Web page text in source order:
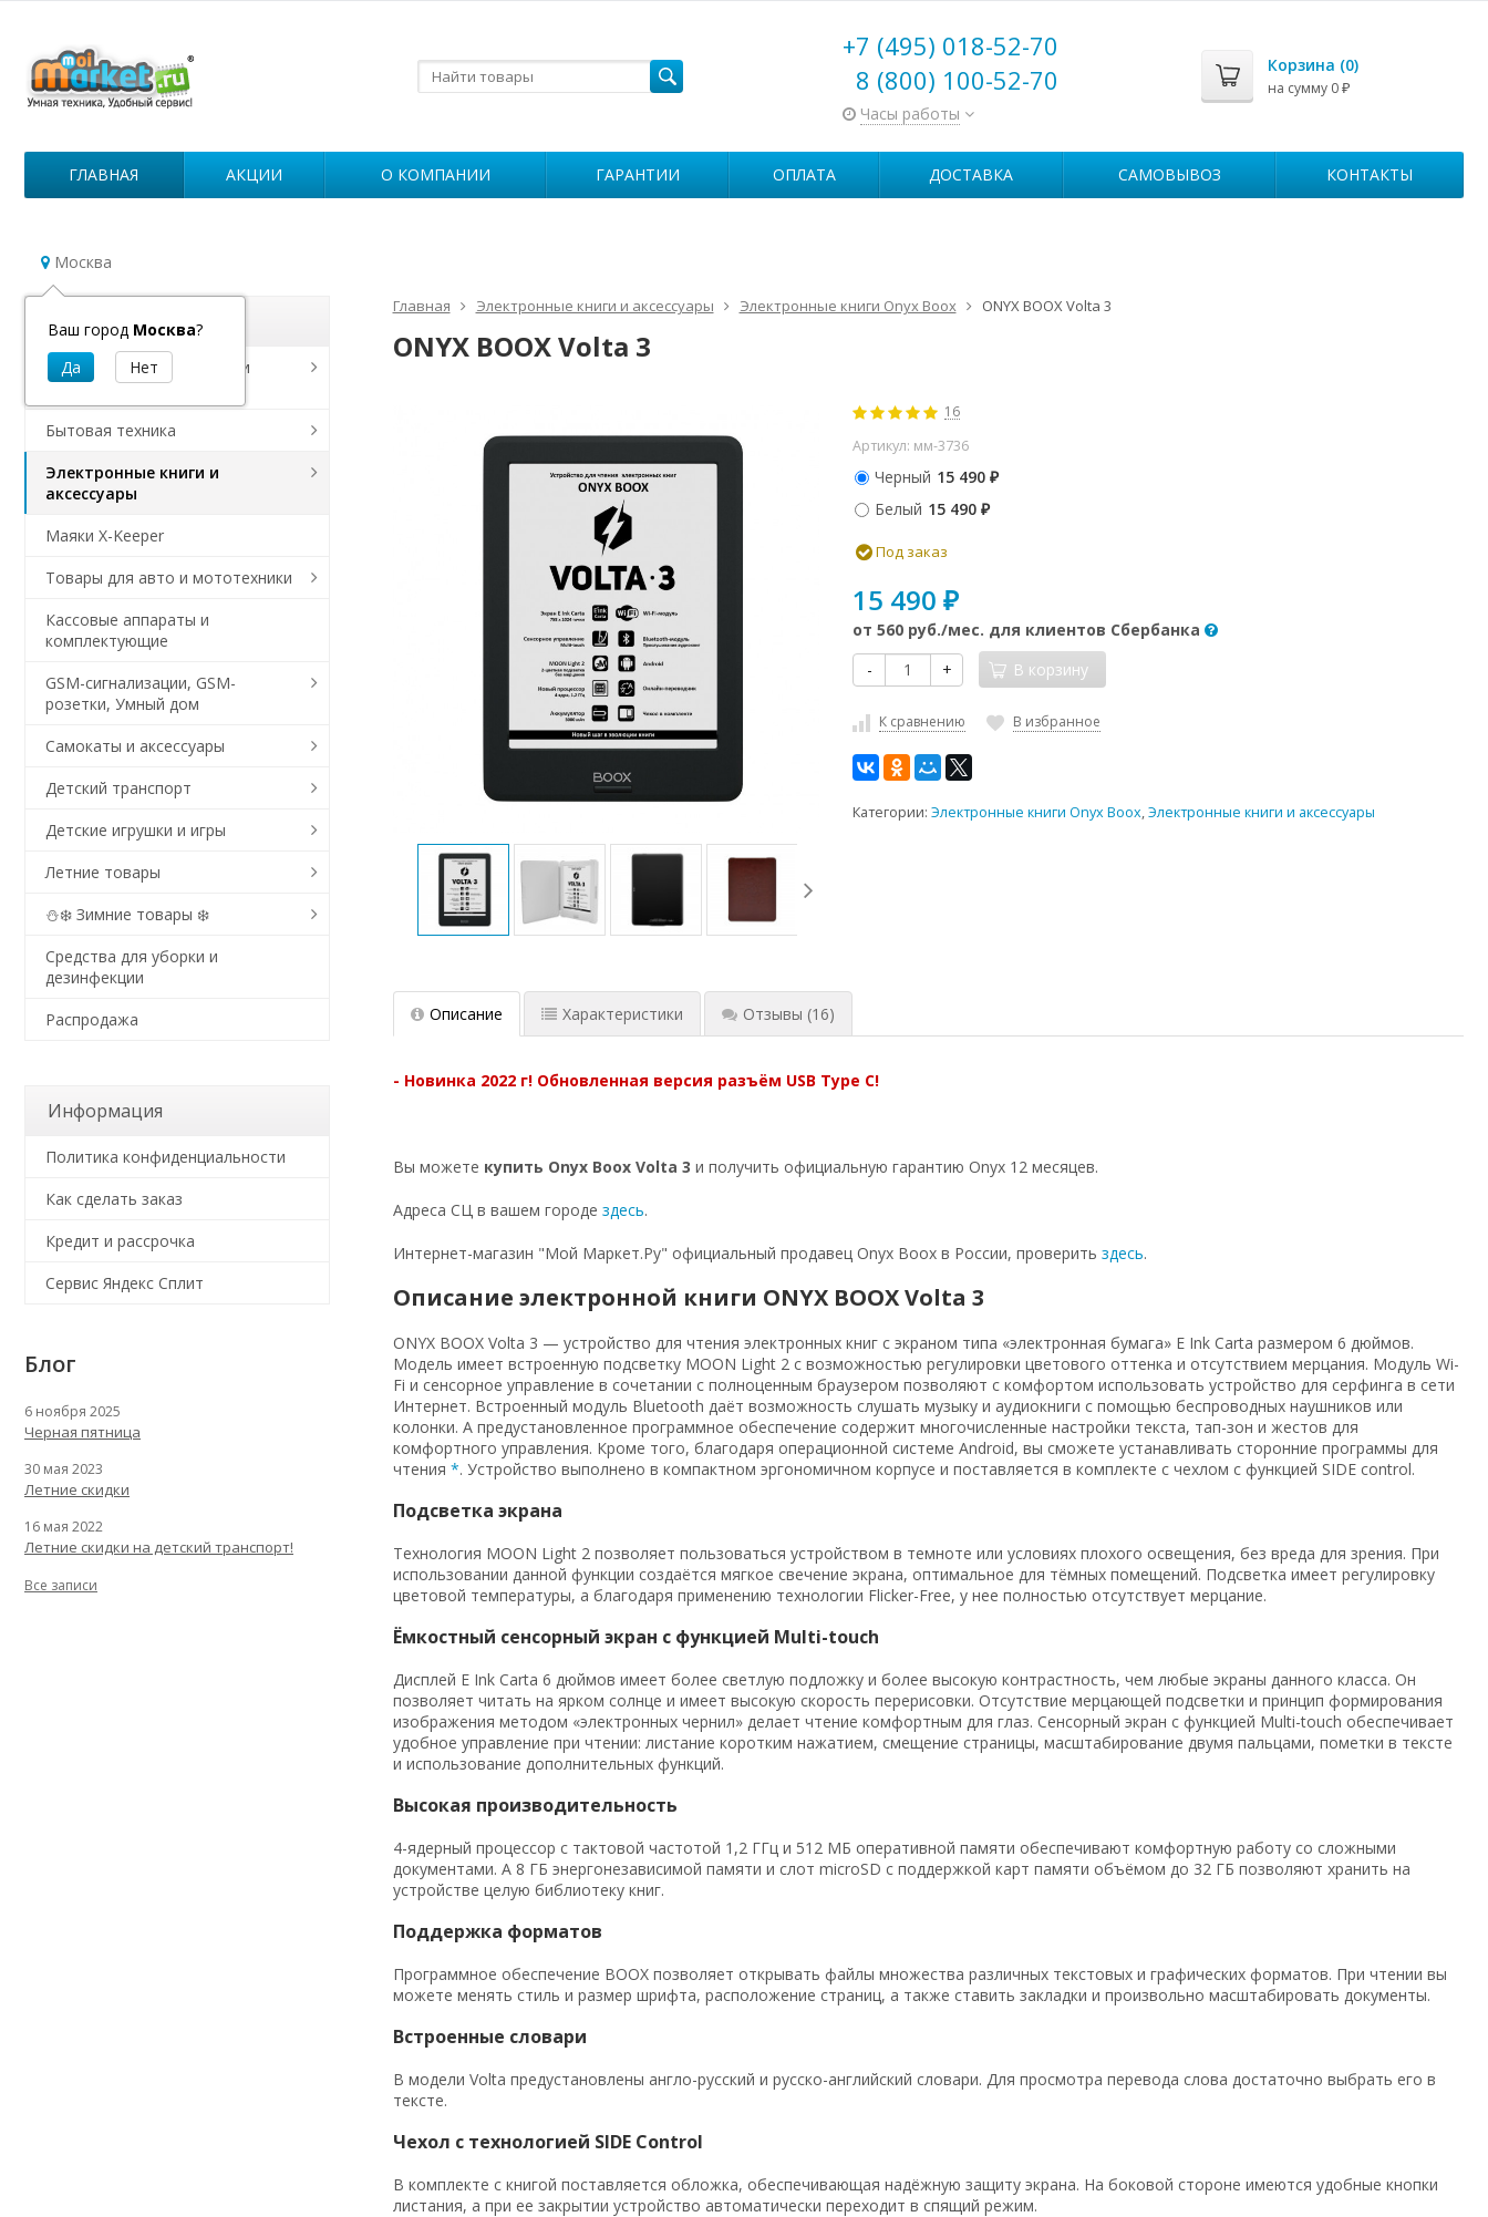
+7 (495) 018-52-70
8 (800) 100-52-70
Часы работы
Корзина (0)
на сумму 0 ₽
ГЛАВНАЯ АКЦИИ О КОМПАНИИ ГАРАНТИИ ОПЛАТА ДОСТАВКА САМОВЫВОЗ КОНТАКТЫ
Москва
Ваш город Москва?
Главная Электронные книги и аксессуары Электронные книги Onyx Boox ONYX BOOX Volta 3
ONYX BOOX Volta 3
16
Артикул: мм-3736
Черный 15 490₽
Белый 15 490₽
Под заказ
15 490₽
от560 руб./мес. для клиентов Сбербанка
-
+ В корзину
К сравнению В избранное
Категории:Электронные книги Onyx Boox,Электронные книги и аксессуары
Описание Характеристики Отзывы (16)
- Новинка 2022 г! Обновленная версия разъём USB Type C!
Вы можете купить Onyx Boox Volta 3 и получить официальную гарантию Onyx 12 месяцев.
Адреса СЦ в вашем городе здесь.
Интернет-магазин "Мой Маркет.Ру" официальный продавец Onyx Boox в России, проверить здесь.
Описание электронной книги ONYX BOOX Volta 3
ONYX BOOX Volta 3 — устройство для чтения электронных книг с экраном типа «электронная бумага» E Ink Carta размером 6 дюймов.
Модель имеет встроенную подсветку MOON Light 2 c возможностью регулировки цветового оттенка и отсутствием мерцания. Модуль Wi-
Fi и сенсорное управление в сочетании с полноценным браузером позволяют с комфортом использовать устройство для серфинга в сети
Интернет. Встроенный модуль Bluetooth даёт возможность слушать музыку и аудиокниги с помощью беспроводных наушников или
колонки. А предустановленное программное обеспечение содержит многочисленные настройки текста, тап-зон и жестов для
комфортного управления. Кроме того, благодаря операционной системе Android, вы сможете устанавливать сторонние программы для
чтения *. Устройство выполнено в компактном эргономичном корпусе и поставляется в комплекте с чехлом с функцией SIDE control.
Подсветка экрана
Технология MOON Light 2 позволяет пользоваться устройством в темноте или условиях плохого освещения, без вреда для зрения. При
использовании данной функции создаётся мягкое свечение экрана, оптимальное для тёмных помещений. Подсветка имеет регулировку
цветовой температуры, а благодаря применению технологии Flicker-Free, у нее полностью отсутствует мерцание.
Ёмкостный сенсорный экран с функцией Multi-touch
Дисплей E Ink Carta 6 дюймов имеет более светлую подложку и более высокую контрастность, чем любые экраны данного класса. Он
позволяет читать на ярком солнце и имеет высокую скорость перерисовки. Отсутствие мерцающей подсветки и принцип формирования
изображения методом «электронных чернил» делает чтение комфортным для глаз. Сенсорный экран с функцией Multi-touch обеспечивает
удобное управление при чтении: листание коротким нажатием, смещение страницы, масштабирование двумя пальцами, пометки в тексте
и использование дополнительных функций.
Высокая производительность
4-ядерный процессор с тактовой частотой 1,2 ГГц и 512 МБ оперативной памяти обеспечивают комфортную работу со сложными
документами. А 8 ГБ энергонезависимой памяти и слот microSD с поддержкой карт памяти объёмом до 32 ГБ позволяют хранить на
устройстве целую библиотеку книг.
Поддержка форматов
Программное обеспечение BOOX позволяет открывать файлы множества различных текстовых и графических форматов. При чтении вы
можете менять стиль и размер шрифта, расположение страниц, а также ставить закладки и произвольно масштабировать документы.
Встроенные словари
В модели Volta предустановлены англо-русский и русско-английский словари. Для просмотра перевода слова достаточно выбрать его в
тексте.
Чехол с технологией SIDE Control
В комплекте с книгой поставляется обложка, обеспечивающая надёжную защиту экрана. На боковой стороне имеются удобные кнопки
листания, а при ее закрытии устройство автоматически переходит в спящий режим.
Каталог
Роботы для уборки дома и
дезинфекции
Бытовая техника
Электронные книги и
аксессуары
Маяки X-Keeper
Товары для авто и мототехники
Кассовые аппараты и
комплектующие
GSM-сигнализации, GSM-
розетки, Умный дом
Самокаты и аксессуары
Детский транспорт
Детские игрушки и игры
Летние товары
⛄❄️ Зимние товары ❄️
Средства для уборки и
дезинфекции
Распродажа
Информация
Политика конфиденциальности
Как сделать заказ
Кредит и рассрочка
Сервис Яндекс Сплит
Блог
6 ноября 2025
Черная пятница
30 мая 2023
Летние скидки
16 мая 2022
Летние скидки на детский транспорт!
Все записи